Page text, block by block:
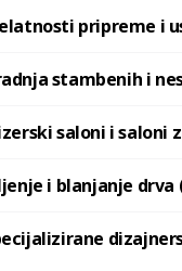
pripreme i
stambenih i
saloni i saloni
i blanjanje drva